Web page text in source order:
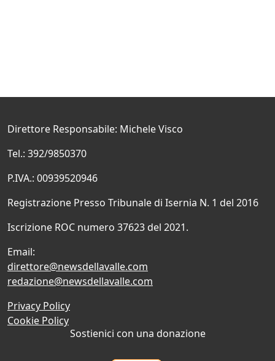
Direttore Responsabile: Michele Visco
Tel.: 392/9850370
P.IVA.: 00939520946
Registrazione Presso Tribunale di Isernia N. 1 del 2016
Iscrizione ROC numero 37623 del 2021.
Email:
direttore@newsdellavalle.com
redazione@newsdellavalle.com
Privacy Policy
Cookie Policy
Sostienici con una donazione